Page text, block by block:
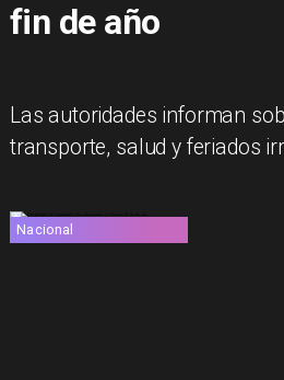
fin de año
Las autoridades informan
transporte, salud y feriados
Nacional